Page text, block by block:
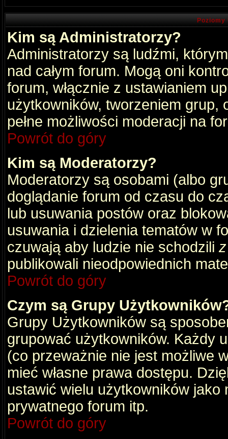
Kim są Administratorzy?
Administratorzy są ludźmi,
nad całym forum. Mogą oni
forum, włącznie z ustawianiem
użytkowników, tworzeniem grup,
pełne możliwości moderacji na
Powrót do góry
Kim są Moderatorzy?
Moderatorzy są osobami (albo
doglądanie forum od czasu do
lub usuwania postów oraz
usuwania i dzielenia tematów w
czuwają aby ludzie nie schodzili
publikowali nieodpowiednich
Powrót do góry
Czym są Grupy
Grupy Użytkowników są
grupować użytkowników. Każdy
(co przeważnie nie jest możliwe
mieć własne prawa dostępu.
ustawić wielu użytkowników
prywatnego forum itp.
Powrót do góry